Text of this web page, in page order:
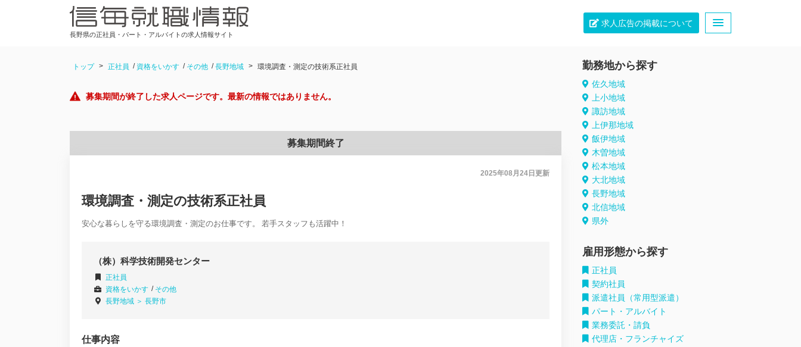
長野県の正社員・パート・アルバイトの求人情報サイト
求人広告の掲載について
トップ 正社員 資格をいかす その他 長野地域 環境調査・測定の技術系正社員
募集期間が終了した求人ページです。最新の情報ではありません。
募集期間終了
2025年08月24日 更新
環境調査・測定の技術系正社員
安心な暮らしを守る環境調査・測定のお仕事です。 若手スタッフも活躍中！
（株）科学技術開発センター
正社員
資格をいかす
その他
長野地域 ＞ 長野市
仕事内容
勤務地から探す
佐久地域
上小地域
諏訪地域
上伊那地域
飯伊地域
木曽地域
松本地域
大北地域
長野地域
北信地域
県外
雇用形態から探す
正社員
契約社員
派遣社員（常用型派遣）
パート・アルバイト
業務委託・請負
代理店・フランチャイズ